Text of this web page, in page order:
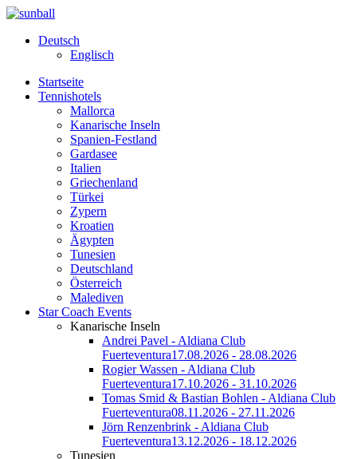
Deutsch
Englisch
Startseite
Tennishotels
Mallorca
Kanarische Inseln
Spanien-Festland
Gardasee
Italien
Griechenland
Türkei
Zypern
Kroatien
Ägypten
Tunesien
Deutschland
Österreich
Malediven
Star Coach Events
Kanarische Inseln
Andrei Pavel - Aldiana Club
Fuerteventura17.08.2026 - 28.08.2026
Rogier Wassen - Aldiana Club
Fuerteventura17.10.2026 - 31.10.2026
Tomas Smid & Bastian Bohlen - Aldiana Club
Fuerteventura08.11.2026 - 27.11.2026
Jörn Renzenbrink - Aldiana Club
Fuerteventura13.12.2026 - 18.12.2026
Tunesien